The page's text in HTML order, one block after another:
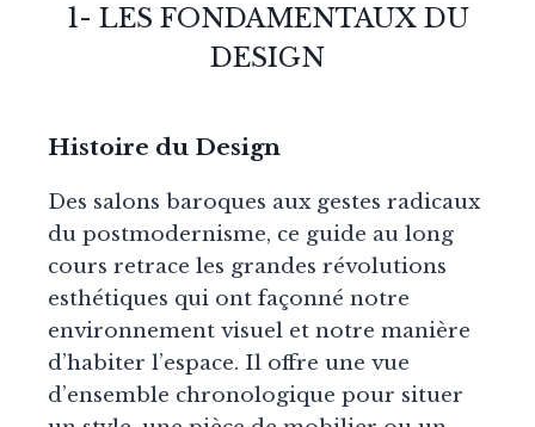
1- LES FONDAMENTAUX DU
DESIGN
Histoire du Design
Des salons baroques aux gestes radicaux
du postmodernisme, ce guide au long
cours retrace les grandes révolutions
esthétiques qui ont façonné notre
environnement visuel et notre manière
d’habiter l’espace. Il offre une vue
d’ensemble chronologique pour situer